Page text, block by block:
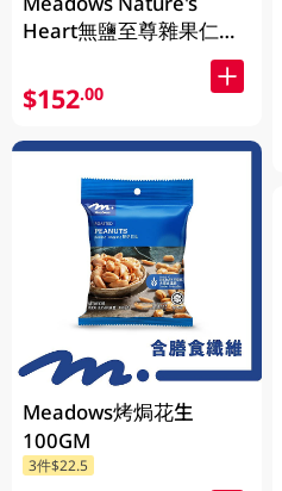
Heart無鹽至尊雜果仁
$152.00
Meadows烤焗花生
100GM
3件$22.5